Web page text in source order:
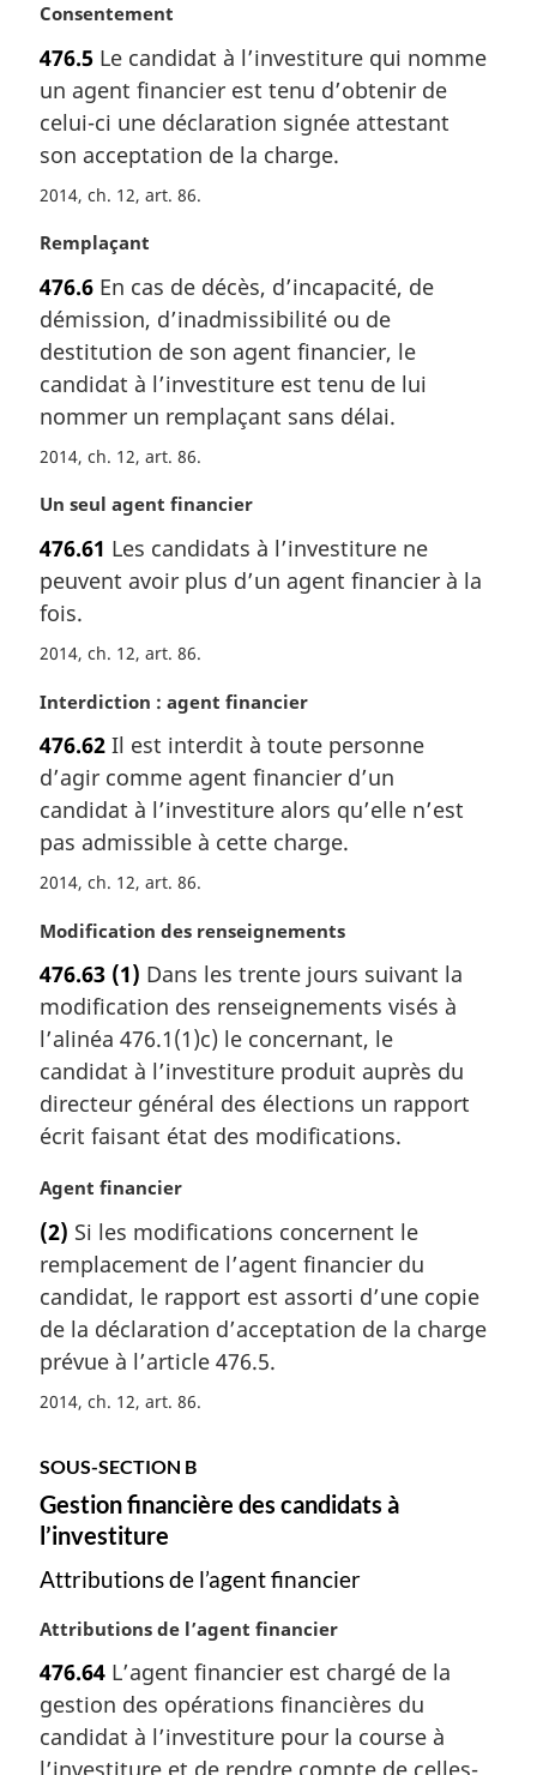
l
:
N
t
e
m
a
g
n
a
e
:
Consentement
476.5 Le candidat à l’investiture qui nomme
un agent financier est tenu d’obtenir de
celui-ci une déclaration signée attestant
son acceptation de la charge.
2014, ch. 12, art. 86
N
t
e
m
a
g
i
a
e
:
Remplaçant
476.6 En cas de décès, d’incapacité, de
démission, d’inadmissibilité ou de
destitution de son agent financier, le
candidat à l’investiture est tenu de lui
nommer un remplaçant sans délai.
2014, ch. 12, art. 86
N
t
e
m
r
i
n
a
e
:
Un seul agent financier
476.61 Les candidats à l’investiture ne
peuvent avoir plus d’un agent financier à la
fois.
2014, ch. 12, art. 86
N
t
e
m
a
r
g
n
a
e
:
Interdiction : agent financier
476.62 Il est interdit à toute personne
d’agir comme agent financier d’un
candidat à l’investiture alors qu’elle n’est
pas admissible à cette charge.
2014, ch. 12, art. 86
N
t
e
m
a
g
i
a
l
e
:
Modification des renseignements
476.63 (1) Dans les trente jours suivant la
modification des renseignements visés à
l’alinéa 476.1(1)c) le concernant, le
candidat à l’investiture produit auprès du
directeur général des élections un rapport
écrit faisant état des modifications.
N
t
e
m
a
r
g
i
l
e
:
Agent financier
(2) Si les modifications concernent le
remplacement de l’agent financier du
candidat, le rapport est assorti d’une copie
de la déclaration d’acceptation de la charge
prévue à l’article 476.5.
2014, ch. 12, art. 86
SOUS-SECTION B
Gestion financière des candidats à
l’investiture
Attributions de l’agent financier
N
t
e
m
a
Attributions de l’agent financier
476.64 L’agent financier est chargé de la
gestion des opérations financières du
candidat à l’investiture pour la course à